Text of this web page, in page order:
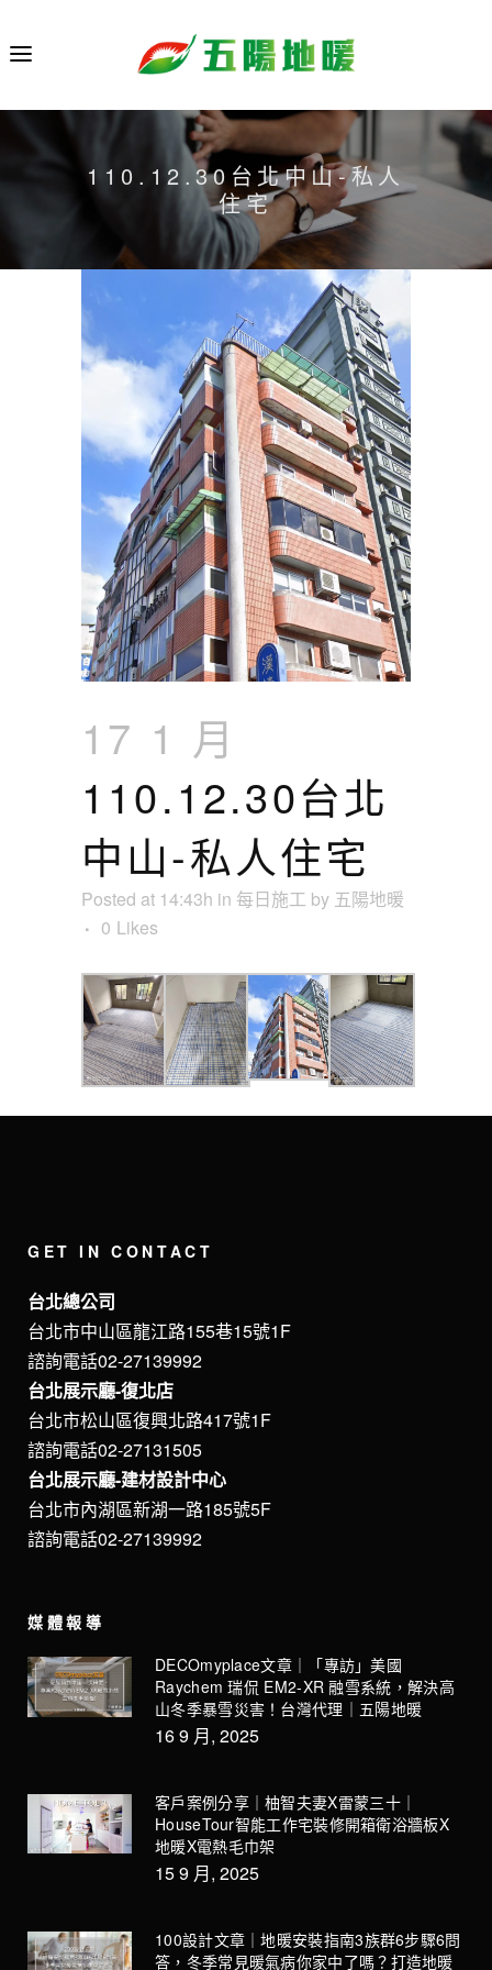
110.12.30台北中山-私人
住宅
17 1 月
110.12.30台北
中山-私人住宅
Posted at 14:43h in 每日施工 by 五陽地暖
0 Likes
GET IN CONTACT
台北總公司
台北市中山區龍江路155巷15號1F
諮詢電話02-27139992
台北展示廳-復北店
台北市松山區復興北路417號1F
諮詢電話02-27131505
台北展示廳-建材設計中心
台北市內湖區新湖一路185號5F
諮詢電話02-27139992
媒體報導
DECOmyplace文章｜「專訪」美國
Raychem 瑞侃 EM2-XR 融雪系統，解決高
山冬季暴雪災害！台灣代理｜五陽地暖
16 9 月, 2025
客戶案例分享｜柚智夫妻X雷蒙三十｜
HouseTour智能工作宅裝修開箱衛浴牆板X
地暖X電熱毛巾架
15 9 月, 2025
100設計文章｜地暖安裝指南3族群6步驟6問
答，冬季常見暖氣病你家中了嗎？打造地暖